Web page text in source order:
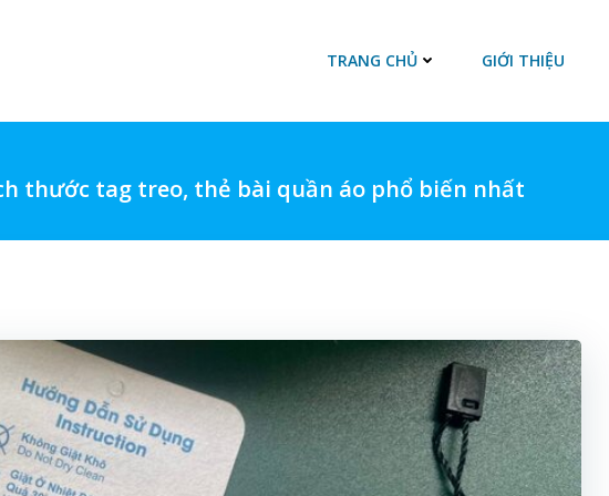
TRANG CHỦ GIỚI THIỆU
thước tag treo, thẻ bài quần áo phổ biến nhất